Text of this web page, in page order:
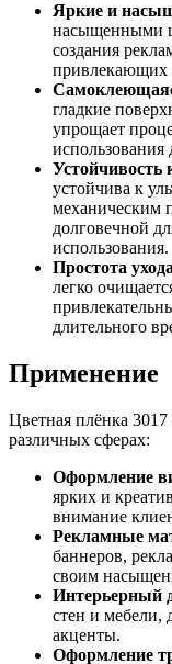
Яркие и
насыщенными
создания
привлекающих
гладкие
упрощает
Устойчивость
устойчива к
механическим
долговечной
использования.
Простота
легко
длительного
Применение
Цветная плёнка
различных сферах:
Оформление
ярких и
внимание
Рекламные
баннеров,
своим
Интерьерный
стен и мебели,
акценты.
Оформление